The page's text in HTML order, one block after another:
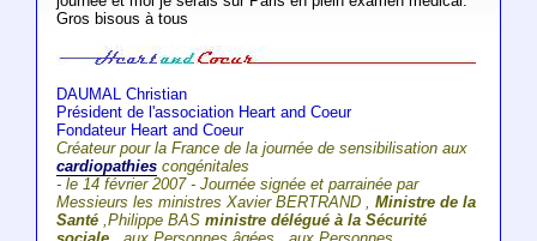
Gros bisous à tous
DAUMAL Christian
Président de l'association Heart and Coeur
Fondateur Heart and Coeur
Créateur pour la France de la journée de sensibilisation aux
cardiopathiescongénitales
- le 14 février 2007 - Journée signée et parrainée par
Messieurs les ministres Xavier BERTRAND , Ministre de la
Santé,Philippe BAS ministre délégué à la Sécurité